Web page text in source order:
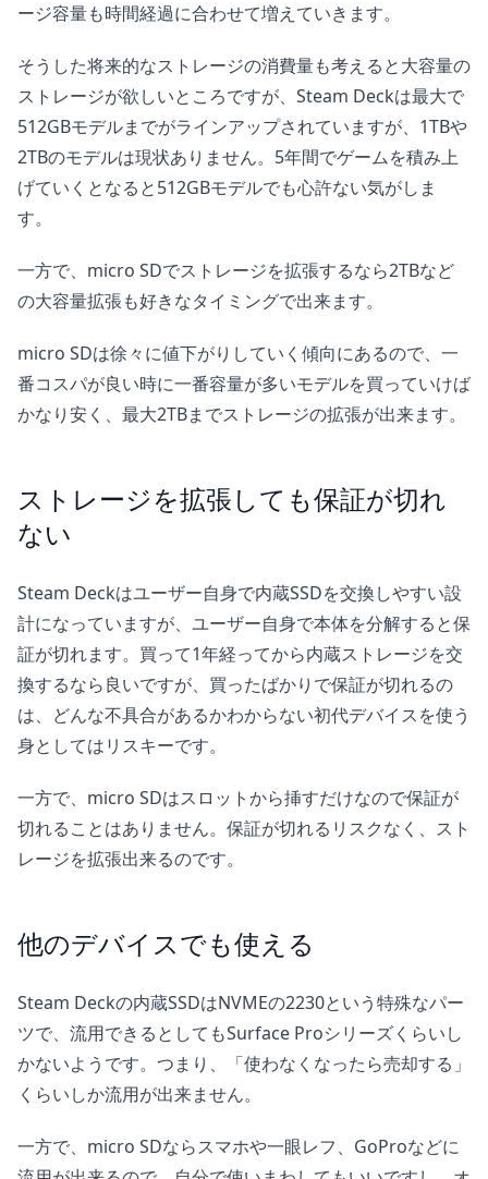
ージ容量も時間経過に合わせて増えていきます。
そうした将来的なストレージの消費量も考えると大容量の
ストレージが欲しいところですが、Steam Deckは最大で
512GBモデルまでがラインアップされていますが、1TBや
2TBのモデルは現状ありません。5年間でゲームを積み上
げていくとなると512GBモデルでも心許ない気がしま
す。
一方で、micro SDでストレージを拡張するなら2TBなど
の大容量拡張も好きなタイミングで出来ます。
micro SDは徐々に値下がりしていく傾向にあるので、一
番コスパが良い時に一番容量が多いモデルを買っていけば
かなり安く、最大2TBまでストレージの拡張が出来ます。
ストレージを拡張しても保証が切れ
ない
Steam Deckはユーザー自身で内蔵SSDを交換しやすい設
計になっていますが、ユーザー自身で本体を分解すると保
証が切れます。買って1年経ってから内蔵ストレージを交
換するなら良いですが、買ったばかりで保証が切れるの
は、どんな不具合があるかわからない初代デバイスを使う
身としてはリスキーです。
一方で、micro SDはスロットから挿すだけなので保証が
切れることはありません。保証が切れるリスクなく、スト
レージを拡張出来るのです。
他のデバイスでも使える
Steam Deckの内蔵SSDはNVMEの2230という特殊なパー
ツで、流用できるとしてもSurface Proシリーズくらいし
かないようです。つまり、「使わなくなったら売却する」
くらいしか流用が出来ません。
一方で、micro SDならスマホや一眼レフ、GoProなどに